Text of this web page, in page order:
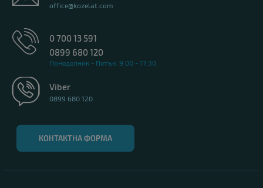
office@kozelat.com
0 700 13 591
0899 680 120
Понеделник - Петък: 9:00 - 17:30
Viber
0899 680 120
КОНТАКТНА ФОРМА